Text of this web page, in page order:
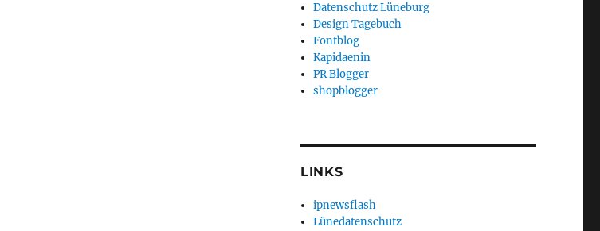
Datenschutz Lüneburg
Design Tagebuch
Fontblog
Kapidaenin
PR Blogger
shopblogger
LINKS
ipnewsflash
Lünedatenschutz